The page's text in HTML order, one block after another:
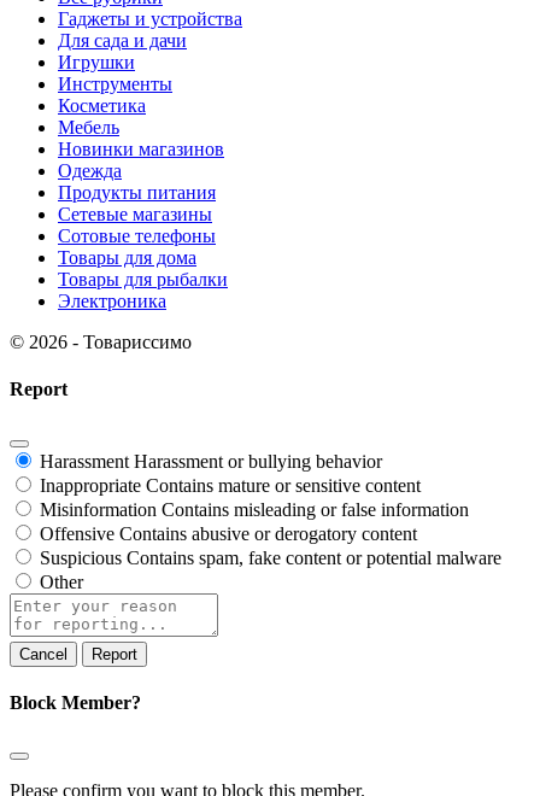
Гаджеты и устройства
Для сада и дачи
Игрушки
Инструменты
Косметика
Мебель
Новинки магазинов
Одежда
Продукты питания
Сетевые магазины
Сотовые телефоны
Товары для дома
Товары для рыбалки
Электроника
© 2026 - Товариссимо
Report
Harassment Harassment or bullying behavior
Inappropriate Contains mature or sensitive content
Misinformation Contains misleading or false information
Offensive Contains abusive or derogatory content
Suspicious Contains spam, fake content or potential malware
Other
Report
Block Member?
Please confirm you want to block this member.